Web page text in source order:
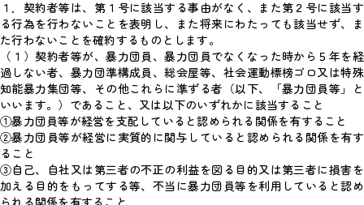
１．契約者等は、第１号に該当する事由がなく、また第２号に該当す
る行為を行わないことを表明し、また将来にわたっても該当せず、ま
た行わないことを確約するものとします。
（１）契約者等が、暴力団員、暴力団員でなくなった時から５年を経
過しない者、暴力団準構成員、総会屋等、社会運動標榜ゴロ又は特殊
知能暴力集団等、その他これらに準ずる者（以下、「暴力団員等」と
いいます。）であること、又は以下のいずれかに該当すること
①暴力団員等が経営を支配していると認められる関係を有すること
②暴力団員等が経営に実質的に関与していると認められる関係を有す
ること
③自己、自社又は第三者の不正の利益を図る目的又は第三者に損害を
加える目的をもってする等、不当に暴力団員等を利用していると認め